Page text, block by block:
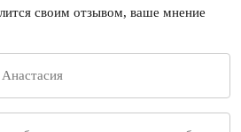
своим отзывом, ваше мнение